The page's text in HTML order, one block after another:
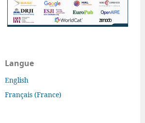
Langue
English
Français (France)